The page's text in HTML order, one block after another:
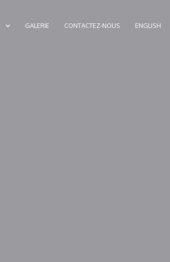
GALERIE CONTACTEZ-NOUS ENGLISH